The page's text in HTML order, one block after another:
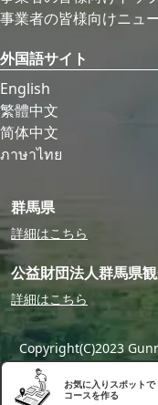
お気に入りスポットで
コースを作る
事業者の皆様向けニュ
外国語サイト
English
繁體中文
简体中文
ภาษาไทย
群馬県
詳細はこちら
公益財団法人群馬県
詳細はこちら
Copyright(C)2023
Tourism,Local